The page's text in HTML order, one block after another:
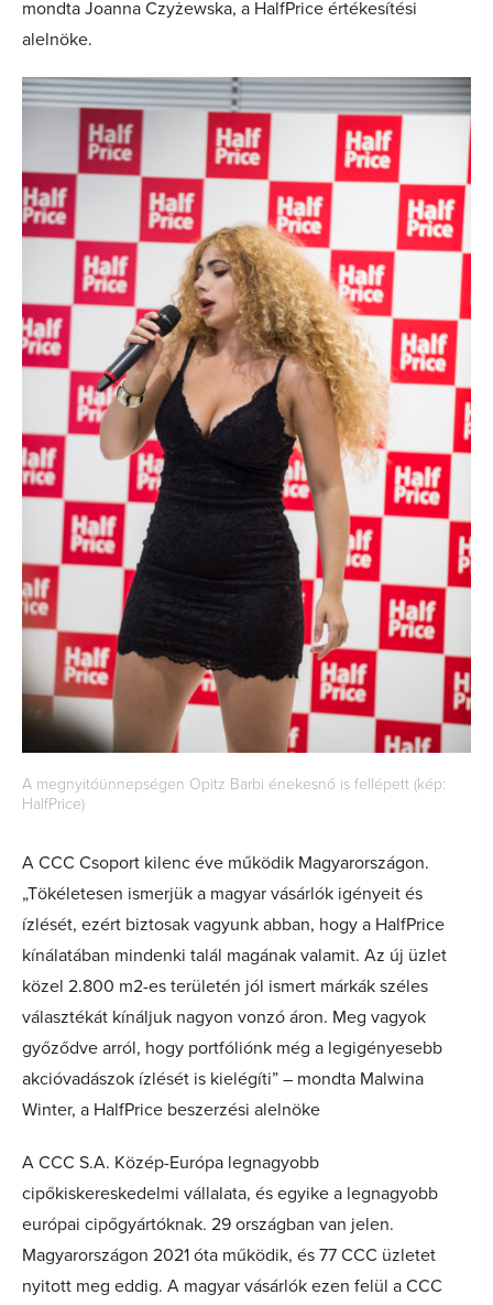
mondta Joanna Czyżewska, a HalfPrice értékesítési
alelnöke.
A megnyitóünnepségen Opitz Barbi énekesnő is fellépett (kép:
HalfPrice)
A CCC Csoport kilenc éve működik Magyarországon.
„Tökéletesen ismerjük a magyar vásárlók igényeit és
ízlését, ezért biztosak vagyunk abban, hogy a HalfPrice
kínálatában mindenki talál magának valamit. Az új üzlet
közel 2.800 m2-es területén jól ismert márkák széles
választékát kínáljuk nagyon vonzó áron. Meg vagyok
győződve arról, hogy portfóliónk még a legigényesebb
akcióvadászok ízlését is kielégíti” – mondta Malwina
Winter, a HalfPrice beszerzési alelnöke
A CCC S.A. Közép-Európa legnagyobb
cipőkiskereskedelmi vállalata, és egyike a legnagyobb
európai cipőgyártóknak. 29 országban van jelen.
Magyarországon 2021 óta működik, és 77 CCC üzletet
nyitott meg eddig. A magyar vásárlók ezen felül a CCC